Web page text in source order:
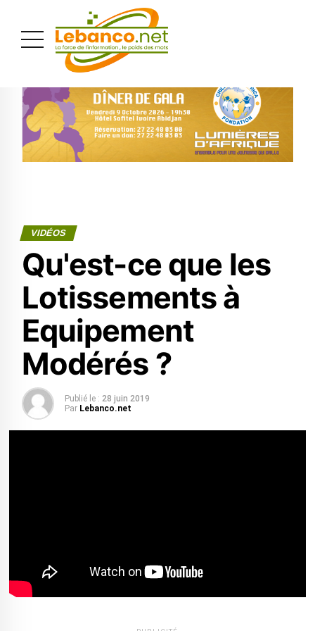
VIDÉOS
Qu'est-ce que les
Lotissements à
Equipement
Modérés ?
Publié le : 28 juin 2019
Par Lebanco.net